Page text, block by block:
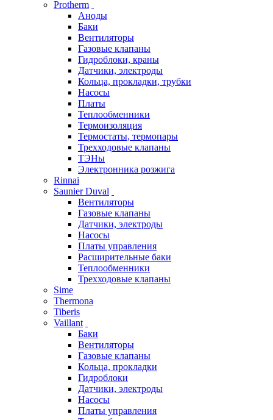
Protherm
Аноды
Баки
Вентиляторы
Газовые клапаны
Гидроблоки, краны
Датчики, электроды
Кольца, прокладки, трубки
Насосы
Платы
Теплообменники
Термоизоляция
Термостаты, термопары
Трехходовые клапаны
ТЭНы
Электронника розжига
Rinnai
Saunier Duval
Вентиляторы
Газовые клапаны
Датчики, электроды
Насосы
Платы управления
Расширительные баки
Теплообменники
Трехходовые клапаны
Sime
Thermona
Tiberis
Vaillant
Баки
Вентиляторы
Газовые клапаны
Кольца, прокладки
Гидроблоки
Датчики, электроды
Насосы
Платы управления